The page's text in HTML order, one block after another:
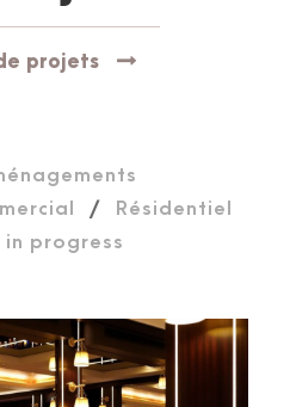
projets
/
Résidentiel
in progress